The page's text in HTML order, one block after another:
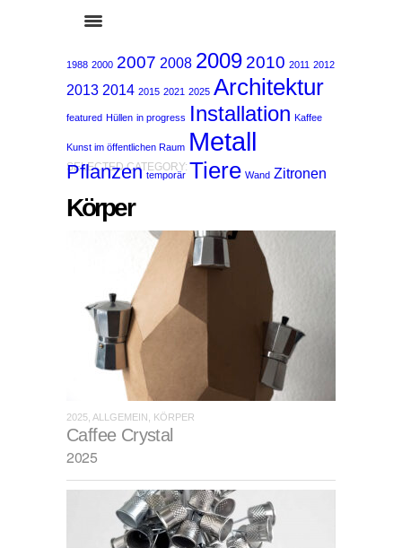
1988 2000 2007 2008 2009 2010 2011 2012
2013 2014 2015 2021 2025 Architektur
featured Hüllen in progress Installation Kaffee
Kunst im öffentlichen Raum Metall
Pflanzen temporär Tiere Wand Zitronen
SELECTED CATEGORY:
Körper
2025, ALLGEMEIN, KÖRPER
Caffee Crystal
2025